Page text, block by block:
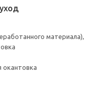
материала),
окантовка